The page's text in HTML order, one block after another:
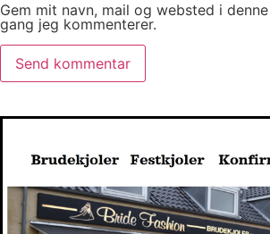
Gem mit navn, mail og websted i
gang jeg kommenterer.